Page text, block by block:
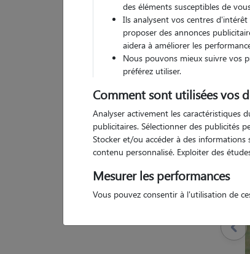
des éléments susceptibles de
Ils analysent vos centres
proposer des annonces
aidera à améliorer les
Nous pouvons mieux suivre vos
préférez utiliser.
Comment sont utilisées vos
Analyser activement les caractéristiques
publicitaires. Sélectionner des publicités
Stocker et/ou accéder à des
contenu personnalisé. Exploiter des
Mesurer les performances
Vous pouvez consentir à l'utilisation de